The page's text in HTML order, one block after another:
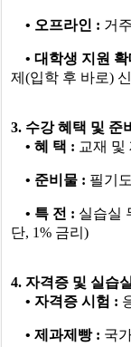
• 오프라인 : 거
• 대학생 지원
제(입학 후 바로)
3. 수강 혜택 및 준
• 혜 택 : 교재 및
• 준비물 : 필기
• 특 전 : 실습실
단, 1% 금리)
4. 자격증 및 실습
• 자격증 시험 :
• 제과제빵 : 국